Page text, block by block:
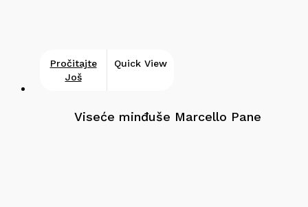
Pročitajte
Još
Quick View
Viseće minđuše Marcello Pane